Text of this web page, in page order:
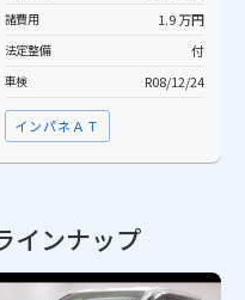
諸費用 1.9 万円
法定整備 付
車検 R08/12/24
インパネＡＴ
インナップ